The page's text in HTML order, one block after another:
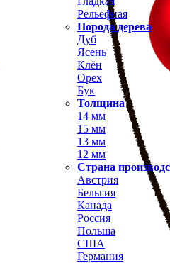
Рельефная
Порода дерева
Дуб
Ясень
Клён
Орех
Бук
Толщина
14 мм
15 мм
13 мм
12 мм
Страна
Австрия
Бельгия
Канада
Россия
Польша
США
Германия